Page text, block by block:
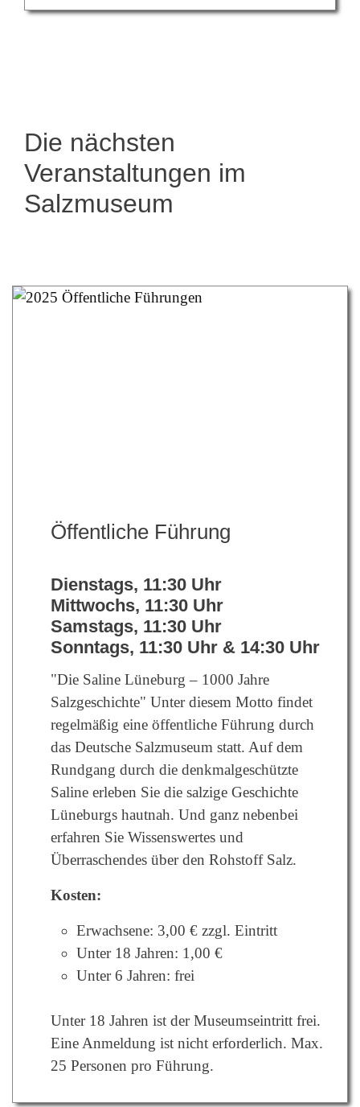
Die nächsten
Veranstaltungen im
Salzmuseum
Öffentliche Führung
Dienstags, 11:30 Uhr
Mittwochs, 11:30 Uhr
Samstags, 11:30 Uhr
Sonntags, 11:30 Uhr & 14:30 Uhr
"Die Saline Lüneburg – 1000 Jahre
Salzgeschichte" Unter diesem Motto findet
regelmäßig eine öffentliche Führung durch
das Deutsche Salzmuseum statt. Auf dem
Rundgang durch die denkmalgeschützte
Saline erleben Sie die salzige Geschichte
Lüneburgs hautnah. Und ganz nebenbei
erfahren Sie Wissenswertes und
Überraschendes über den Rohstoff Salz.
Kosten:
Erwachsene: 3,00 € zzgl. Eintritt
Unter 18 Jahren: 1,00 €
Unter 6 Jahren: frei
Unter 18 Jahren ist der Museumseintritt frei.
Eine Anmeldung ist nicht erforderlich. Max.
25 Personen pro Führung.